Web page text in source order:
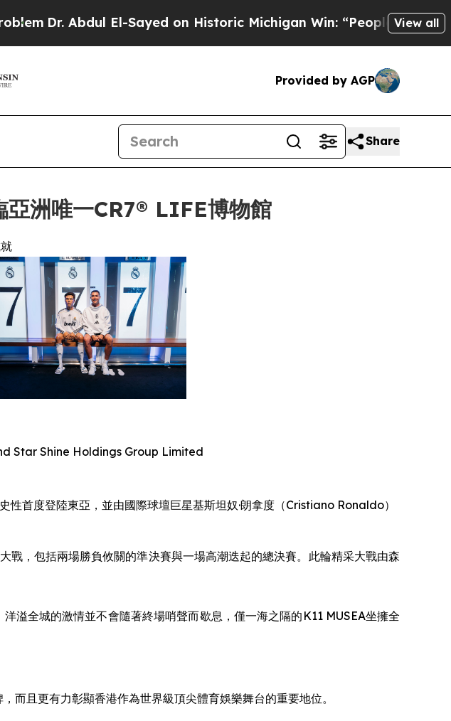
El-Sayed on Historic Michigan Win: “People Are Sick and Tired of
View all
Provided by AGP
Share
亞洲唯一CR7® LIFE博物館
Star Shine Holdings Group Limited
性首度登陸東亞，並由國際球壇巨星基斯坦奴·朗拿度（Cristiano Ronaldo）
，包括兩場勝負攸關的準決賽與一場高潮迭起的總決賽。此輪精采大戰由森
溢全城的激情並不會隨著終場哨聲而歇息，僅一海之隔的K11 MUSEA坐擁全
而且更有力彰顯香港作為世界級頂尖體育娛樂舞台的重要地位。